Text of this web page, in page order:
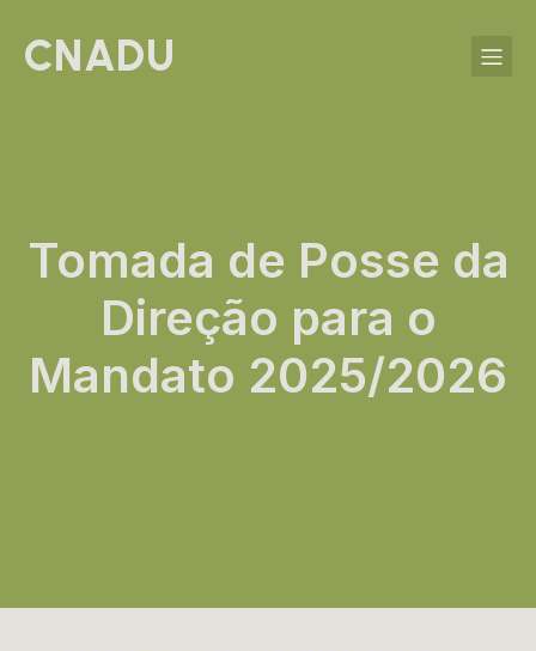
CNADU
Tomada de Posse da
Direção para o
Mandato 2025/2026